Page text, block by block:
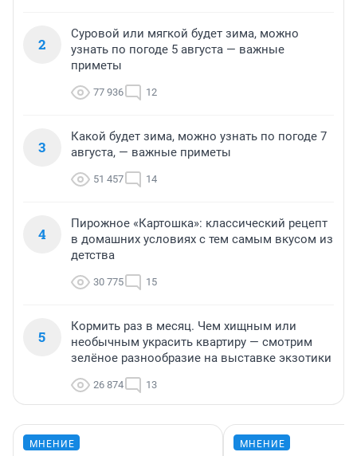
2
Суровой или мягкой будет зима, можно
узнать по погоде 5 августа — важные
приметы
77 936 12
3
Какой будет зима, можно узнать по погоде 7
августа, — важные приметы
51 457 14
4
Пирожное «Картошка»: классический рецепт
в домашних условиях с тем самым вкусом из
детства
30 775 15
5
Кормить раз в месяц. Чем хищным или
необычным украсить квартиру — смотрим
зелёное разнообразие на выставке экзотики
26 874 13
МНЕНИЕ МНЕНИЕ